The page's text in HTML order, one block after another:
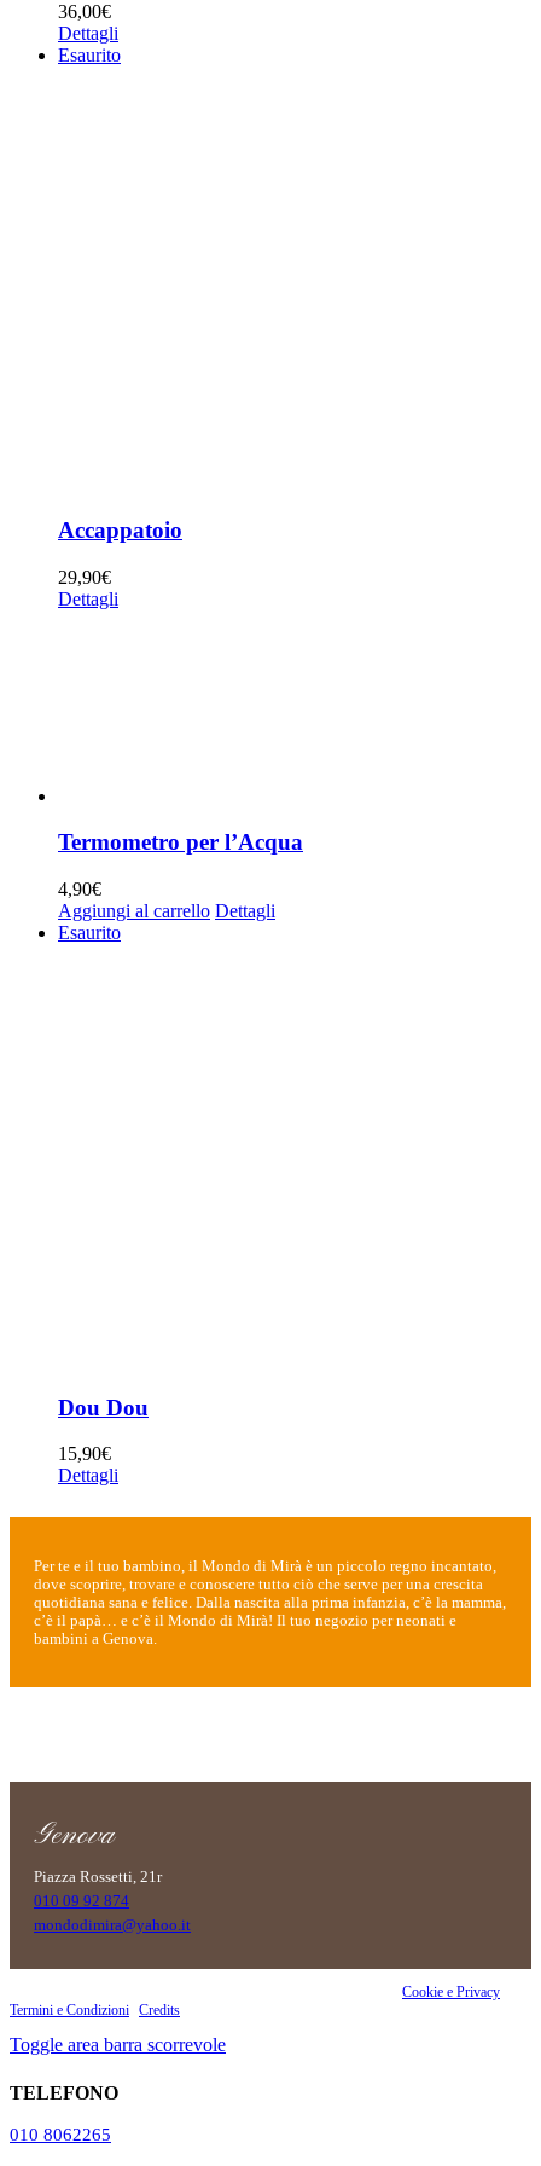
36,00€
Dettagli
Esaurito
Accappatoio
29,90€
Dettagli
Termometro per l’Acqua
4,90€
Aggiungi al carrello Dettagli
Esaurito
Dou Dou
15,90€
Dettagli
Per te e il tuo bambino, il Mondo di Mirà è un piccolo regno incantato,
dove scoprire, trovare e conoscere tutto ciò che serve per una crescita
quotidiana sana e felice. Dalla nascita alla prima infanzia, c’è la mamma,
c’è il papà… e c’è il Mondo di Mirà! Il tuo negozio per neonati e
bambini a Genova.
Genova
Piazza Rossetti, 21r
010 09 92 874
mondodimira@yahoo.it
Cookie e Privacy
Termini e Condizioni Credits
Toggle area barra scorrevole
TELEFONO
010 8062265